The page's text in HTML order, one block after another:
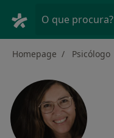
O que procura?
Homepage Psicólogo